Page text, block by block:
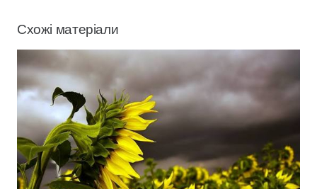
Схожі матеріали